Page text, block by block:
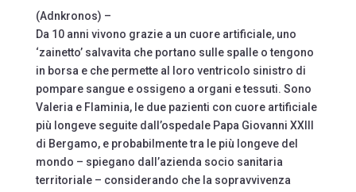
(Adnkronos) –
Da 10 anni vivono grazie a un cuore artificiale, uno
‘zainetto’ salvavita che portano sulle spalle o tengono
in borsa e che permette al loro ventricolo sinistro di
pompare sangue e ossigeno a organi e tessuti. Sono
Valeria e Flaminia, le due pazienti con cuore artificiale
più longeve seguite dall’ospedale Papa Giovanni XXIII
di Bergamo, e probabilmente tra le più longeve del
mondo – spiegano dall’azienda socio sanitaria
territoriale – considerando che la sopravvivenza